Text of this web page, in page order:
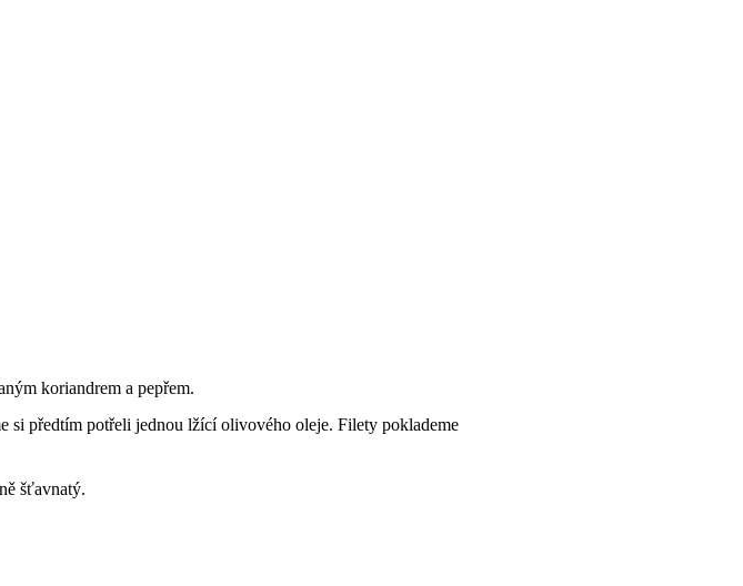
koriandrem a pepřem.
si předtím potřeli jednou lžící olivového oleje. Filety poklademe
šťavnatý.